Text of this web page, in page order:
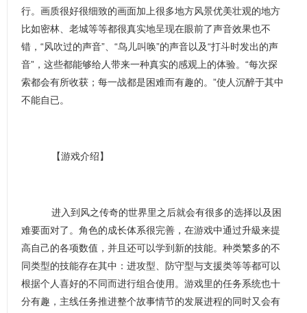
行。画质很好很细致的画面加上很多地方风景优美壮观的地方
比如密林、老城等等都很真实地呈现在眼前了声音效果也不
错，“风吹过的声音”、“鸟儿叫唤”的声音以及“打斗时发出的声
音”，这些都能够给人带来一种真实的感观上的体验。“每次探
索都会有所收获；每一战都是困难而有趣的。”使人沉醉于其中
不能自已。
【游戏介绍】
进入到风之传奇的世界里之后就会有很多的选择以及困
难要面对了。角色的成长体系很完善，在游戏中通过升級来提
高自己的各项数值，并且还可以学到新的技能。种类繁多的不
同类型的技能存在其中：进攻型、防守型与支援类等等都可以
根据个人喜好的不同而进行组合使用。游戏里的任务系统也十
分有趣，主线任务推进整个故事情节的发展进程的同时又会有